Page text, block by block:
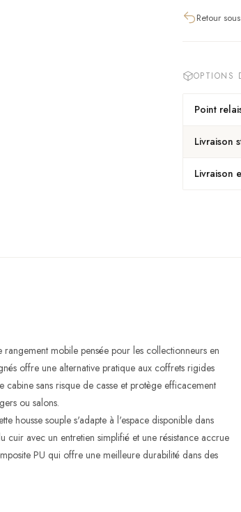
Retour
OPTIONS
Point
Livraison
Livraison
mobile pensée pour les collectionneurs en
offre une alternative pratique aux coffrets rigides
sans risque de casse et protège efficacement
ou salons.
housse souple s'adapte à l'espace disponible dans
avec un entretien simplifié et une résistance accrue
PU qui offre une meilleure durabilité dans des